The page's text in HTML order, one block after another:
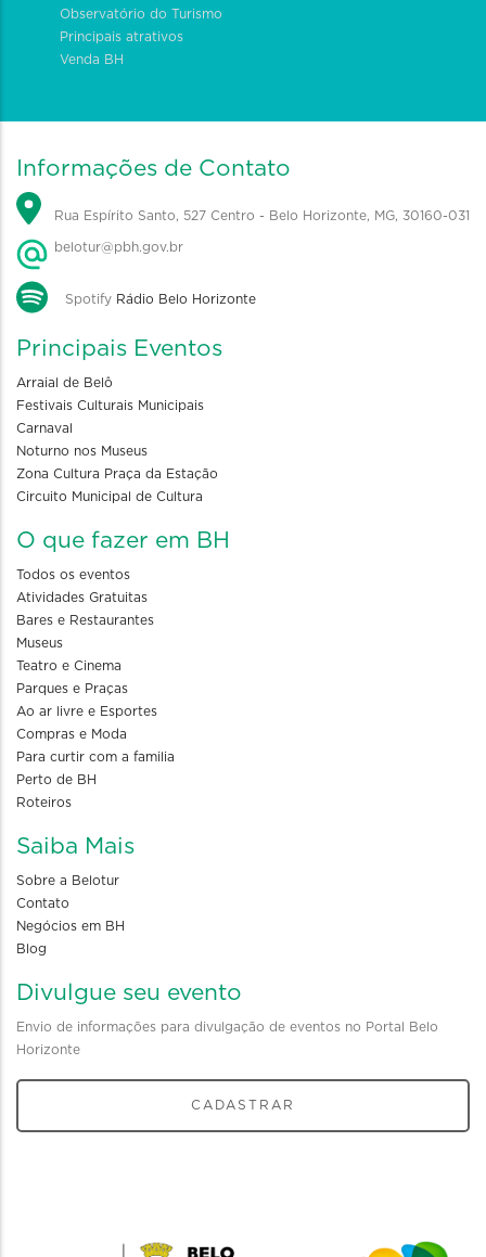
Observatório do Turismo
Principais atrativos
Venda BH
Informações de Contato
Rua Espírito Santo, 527 Centro - Belo Horizonte, MG, 30160-031
belotur@pbh.gov.br
Spotify Rádio Belo Horizonte
Principais Eventos
Arraial de Belô
Festivais Culturais Municipais
Carnaval
Noturno nos Museus
Zona Cultura Praça da Estação
Circuito Municipal de Cultura
O que fazer em BH
Todos os eventos
Atividades Gratuitas
Bares e Restaurantes
Museus
Teatro e Cinema
Parques e Praças
Ao ar livre e Esportes
Compras e Moda
Para curtir com a familia
Perto de BH
Roteiros
Saiba Mais
Sobre a Belotur
Contato
Negócios em BH
Blog
Divulgue seu evento
Envio de informações para divulgação de eventos no Portal Belo
Horizonte
CADASTRAR